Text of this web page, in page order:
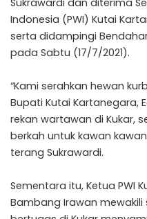
Sukrawardi dan diterima
Indonesia (PWI) Kutai
serta didampingi
pada Sabtu (17/7/2021).
“Kami serahkan hewan
Bupati Kutai Kartanegara,
rekan wartawan di Kukar,
berkah untuk kawan
terang Sukrawardi.
Sementara itu, Ketua PWI
Bambang Irawan